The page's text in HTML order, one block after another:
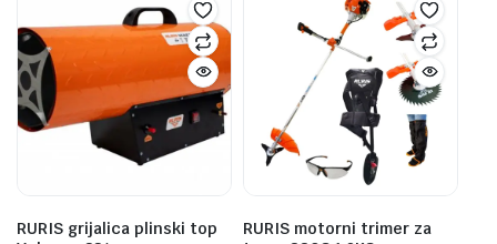
RURIS grijalica plinski top
RURIS motorni trimer za